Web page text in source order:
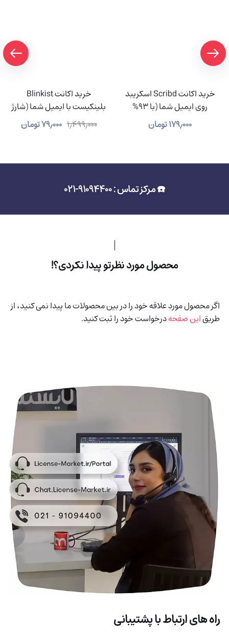
خرید اکانت Scribd اسکریبد
روی ایمیل شما (با 93%
تخفیف)۱۷۹٫۰۰۰تومان
خرید اکانت Blinkist
بلینکیست با ایمیل شما (شارژ
آنی و ارزان)۱٫۴۹۹٫۰۰۰ ۷۹٫۰۰۰تومان
☎️ مرکز تماس : 91094400-021
محصول مورد نظرتو پیدا نکردی؟!
اگر محصول مورد علاقه خود را در بین محصولات ما پیدا نمی کنید، از
طریقاین صفحهدرخواست خود را ثبت کنید.
راه های ارتباط با پشتیبانی